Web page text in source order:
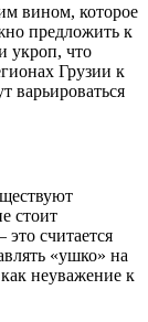
вином, которое
предложить к
укроп, что
Грузии к
варьироваться
стоит
считается
«ушко» на
неуважение к